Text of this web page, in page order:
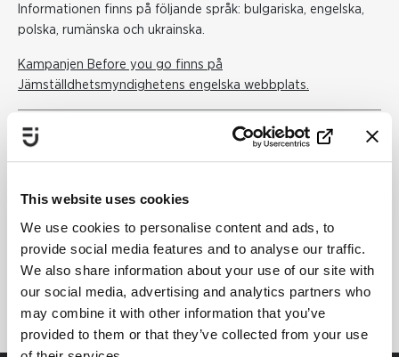
This website uses cookies
We use cookies to personalise content and ads, to
provide social media features and to analyse our traffic.
We also share information about your use of our site with
our social media, advertising and analytics partners who
may combine it with other information that you’ve
provided to them or that they’ve collected from your use
Informationen finns på följande språk: bulgariska, engelska,
polska, rumänska och ukrainska.
Kampanjen Before you go finns på
Jämställdhetsmyndighetens engelska webbplats.
Publiceringsdatum:
Senast uppdaterad:11 juni 2024
Dela
Skriv ut